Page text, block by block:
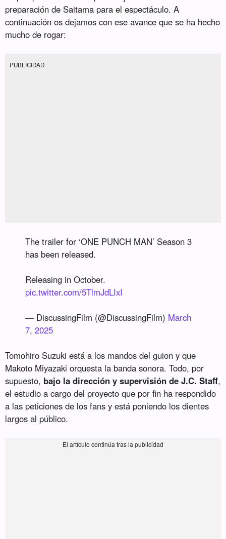
preparación de Saitama para el espectáculo. A
continuación os dejamos con ese avance que se ha hecho
mucho de rogar:
PUBLICIDAD
The trailer for ‘ONE PUNCH MAN’ Season 3
has been released.
Releasing in October.
pic.twitter.com/5TlmJdLIxI
— DiscussingFilm (@DiscussingFilm) March
7, 2025
Tomohiro Suzuki está a los mandos del guion y que
Makoto Miyazaki orquesta la banda sonora. Todo, por
supuesto, bajo la dirección y supervisión de J.C. Staff,
el estudio a cargo del proyecto que por fin ha respondido
a las peticiones de los fans y está poniendo los dientes
largos al público.